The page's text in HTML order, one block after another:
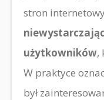
stron
użytkowników,
W praktyce
był